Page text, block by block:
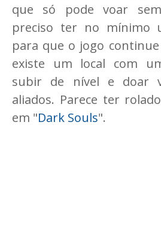
que só pode voar
preciso ter no mínimo
para que o jogo
existe um local com
subir de nível e doar
aliados. Parece ter
em "Dark Souls".